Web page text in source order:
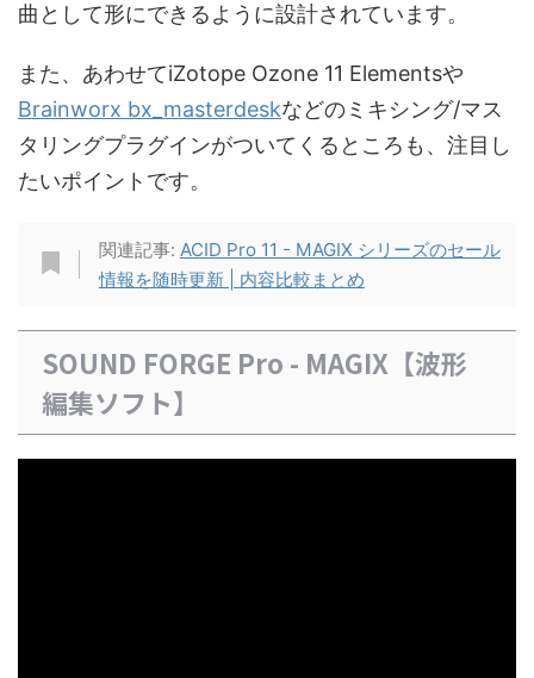
曲として形にできるように設計されています。
また、あわせてiZotope Ozone 11 Elementsや
Brainworx bx_masterdeskなどのミキシング/マス
タリングプラグインがついてくるところも、注目し
たいポイントです。
関連記事: ACID Pro 11 - MAGIX シリーズのセール
情報を随時更新 | 内容比較まとめ
SOUND FORGE Pro - MAGIX【波形
編集ソフト】